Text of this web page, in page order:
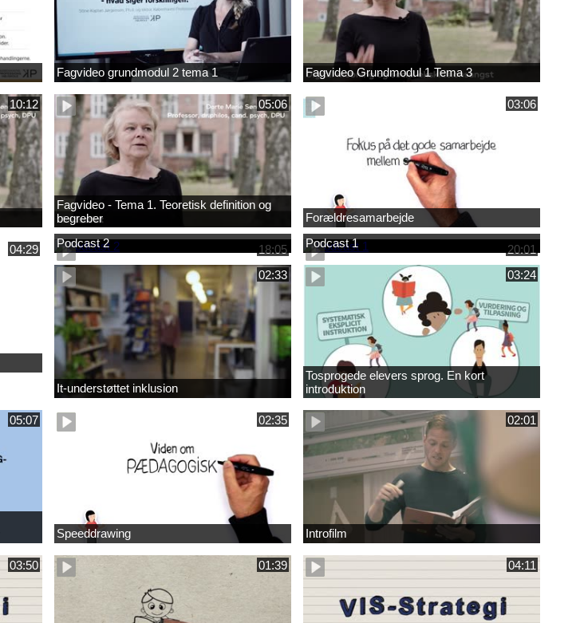
Fagvideo grundmodul 2 tema 1 Fagvideo Grundmodul 1 Tema 3
10:12 05:06
Fagvideo - Tema 1. Teoretisk definition og
begreber
03:06
Forældresamarbejde
04:29 18:05
Podcast 2 20:01
Podcast 1
02:33
It-understøttet inklusion
03:24
Tosprogede elevers sprog. En kort
introduktion
05:07 02:35
Speeddrawing
02:01
Introfilm
03:50 01:39 04:11